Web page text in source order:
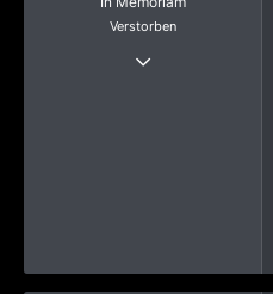
Verstorben
21 Oktober 2008